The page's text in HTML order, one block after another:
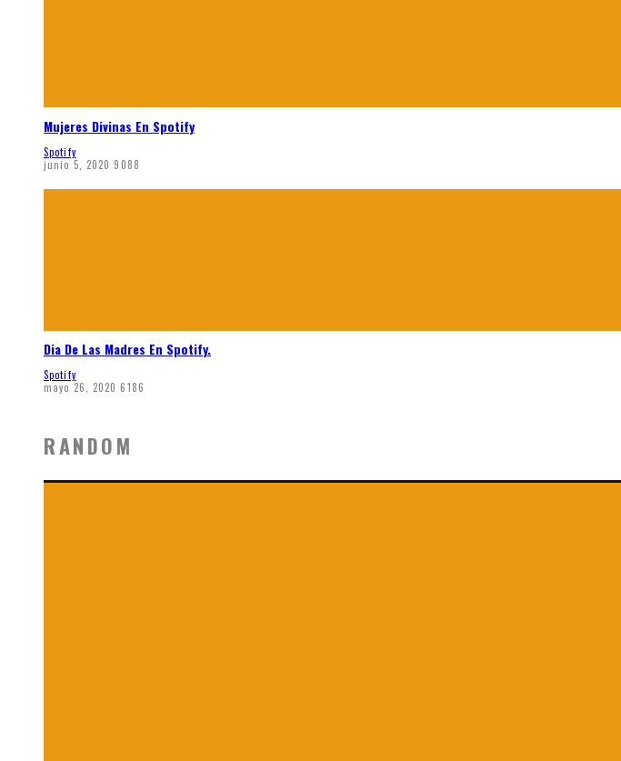
Mujeres Divinas En Spotify
Spotify
junio 5, 2020 9088
Dia De Las Madres En Spotify.
Spotify
mayo 26, 2020 6186
RANDOM